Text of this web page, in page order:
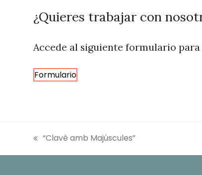
be
left
¿Quieres trabajar con
Accede al siguiente formulario
Formulario
entrada
anterior:
“Clavè amb Majúscules”